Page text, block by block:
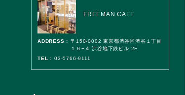
FREEMAN CAFE
ADDRESS : 〒150-0002 東京都渋谷区渋谷１丁目
１６−４ 渋谷地下鉄ビル 2F
TEL : 03-5766-9111